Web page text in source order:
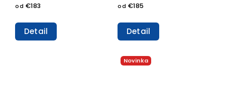
od €183
Detail
od €185
Detail
Novinka